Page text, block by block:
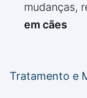
mudanças,
em cães
Tratamento e